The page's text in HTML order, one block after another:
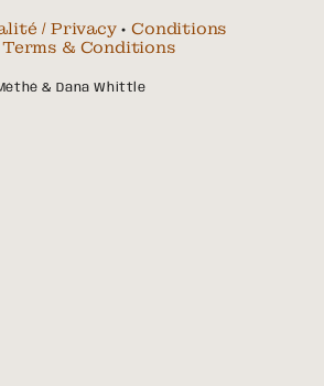
/ Privacy•Conditions
Terms & Conditions
& Dana Whittle